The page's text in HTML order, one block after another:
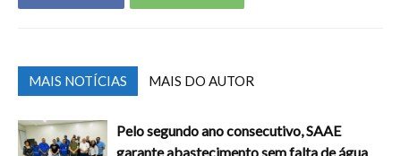
MAIS NOTÍCIAS MAIS DO AUTOR
Pelo segundo ano consecutivo, SAAE
garante abastecimento sem falta de água